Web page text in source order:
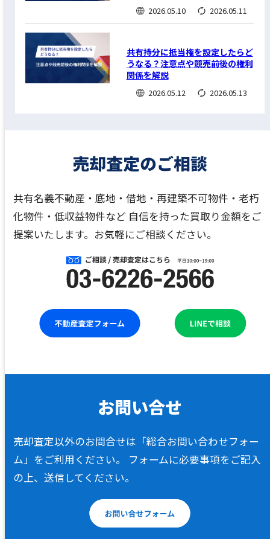
2026.05.10 2026.05.11
共有持分に抵当権を設定したらど
うなる？注意点や競売前後の権利
関係を解説
2026.05.12 2026.05.13
共有名義不動産・底地・借地・再建築不可物件・老朽
化物件・低収益物件など 自信を持った買取り金額をご
提案いたします。お気軽にご相談ください。
売却査定以外のお問合せは「総合お問い合わせフォー
ム」をご利用ください。
フォームに必要事項をご記入
の上、送信してください。